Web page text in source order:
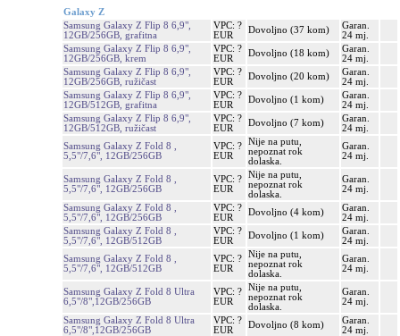
Galaxy Z
Samsung Galaxy Z Flip 8 6,9",
12GB/256GB, grafitna
VPC: ?
EUR
Dovoljno (37 kom)
Garan.
24 mj.
Samsung Galaxy Z Flip 8 6,9",
12GB/256GB, krem
VPC: ?
EUR
Dovoljno (18 kom)
Garan.
24 mj.
Samsung Galaxy Z Flip 8 6,9",
12GB/256GB, ružičast
VPC: ?
EUR
Dovoljno (20 kom)
Garan.
24 mj.
Samsung Galaxy Z Flip 8 6,9",
12GB/512GB, grafitna
VPC: ?
EUR
Dovoljno (1 kom)
Garan.
24 mj.
Samsung Galaxy Z Flip 8 6,9",
12GB/512GB, ružičast
VPC: ?
EUR
Dovoljno (7 kom)
Garan.
24 mj.
Samsung Galaxy Z Fold 8 ,
5,5"/7,6", 12GB/256GB
VPC: ?
EUR
Nije na putu,
nepoznat rok
dolaska.
Garan.
24 mj.
Samsung Galaxy Z Fold 8 ,
5,5"/7,6", 12GB/256GB
VPC: ?
EUR
Nije na putu,
nepoznat rok
dolaska.
Garan.
24 mj.
Samsung Galaxy Z Fold 8 ,
5,5"/7,6", 12GB/256GB
VPC: ?
EUR
Dovoljno (4 kom)
Garan.
24 mj.
Samsung Galaxy Z Fold 8 ,
5,5"/7,6", 12GB/512GB
VPC: ?
EUR
Dovoljno (1 kom)
Garan.
24 mj.
Samsung Galaxy Z Fold 8 ,
5,5"/7,6", 12GB/512GB
VPC: ?
EUR
Nije na putu,
nepoznat rok
dolaska.
Garan.
24 mj.
Samsung Galaxy Z Fold 8 Ultra
6,5"/8",12GB/256GB
VPC: ?
EUR
Nije na putu,
nepoznat rok
dolaska.
Garan.
24 mj.
Samsung Galaxy Z Fold 8 Ultra
6,5"/8",12GB/256GB
VPC: ?
EUR
Dovoljno (8 kom)
Garan.
24 mj.